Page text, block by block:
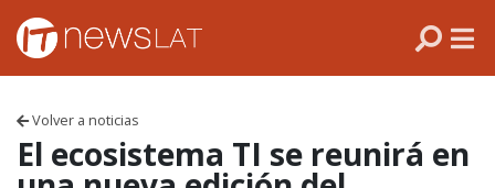
Skip to content
Volver a noticias
El ecosistema TI se reunirá en
VENEZUELA